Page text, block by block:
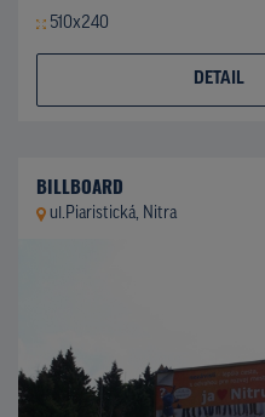
510x240
DETAIL
BILLBOARD
ul.Piaristická, Nitra